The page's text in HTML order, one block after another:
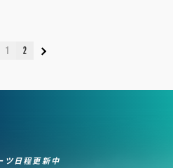
1 2
ツ日程更新中